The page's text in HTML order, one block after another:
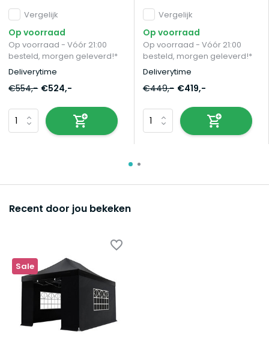
opvouwbaar
Vergelijk
Op voorraad
Op voorraad - Vóór 21:00
besteld, morgen geleverd!*
Deliverytime
€554,- €524,-
prof partytent
Vergelijk
Op voorraad
Op voorraad - Vóór 21:00
besteld, morgen geleverd!*
Deliverytime
€449,- €419,-
Recent door jou bekeken
Sale